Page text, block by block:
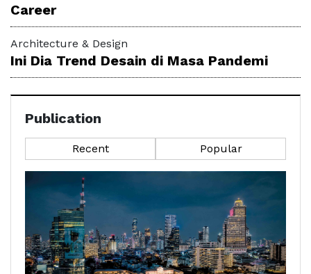
Career
Architecture & Design
Ini Dia Trend Desain di Masa Pandemi
Publication
Recent Popular